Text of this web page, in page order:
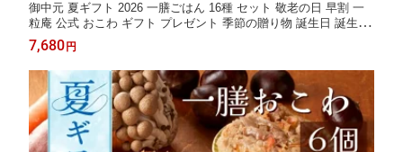
御中元 夏ギフト 2026 一膳ごはん 16種 セット 敬老の日 早割 一
粒庵 公式 おこわ ギフト プレゼント 季節の贈り物 誕生日 誕生日
プレゼント ギフト 御礼 お礼 御祝 お祝い 御祝 内祝い 内祝 御返
し お返し お祝い返し 御見舞 御挨拶 ごあいさつ 粗品 寸志 志
7,680 円